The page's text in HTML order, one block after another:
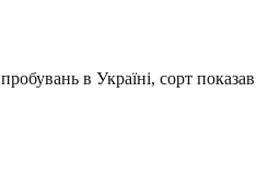
в Україні, сорт